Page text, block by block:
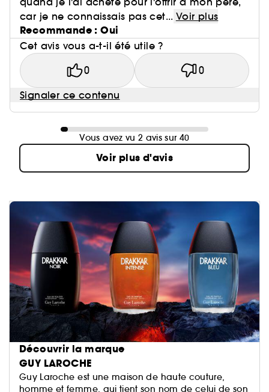
car je ne connaissais pas cet... Voir plus
Recommande : Oui
Cet avis vous a-t-il été utile ?
0 0
Signaler ce contenu
Vous avez vu 2 avis sur 40
Voir plus d'avis
Découvrir la marque
GUY LAROCHE
Guy Laroche est une maison de haute couture,
homme et femme, qui tient son nom de celui de son